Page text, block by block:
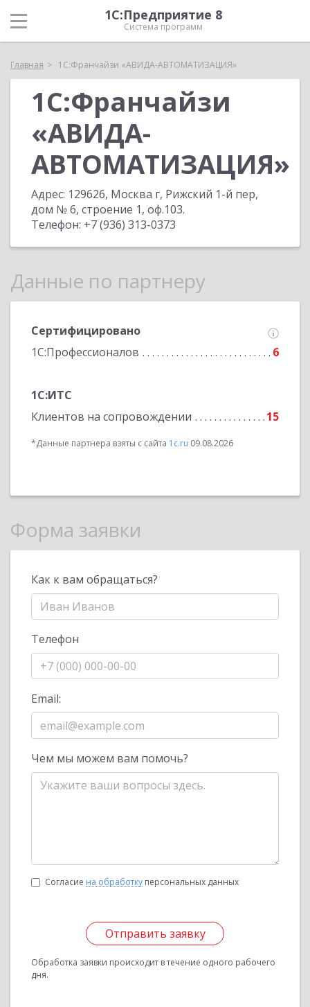
1С:Предприятие 8
Система программ
Главная 1С:Франчайзи «АВИДА-АВТОМАТИЗАЦИЯ»
1С:Франчайзи
«АВИДА-
АВТОМАТИЗАЦИЯ»
Адрес: 129626, Москва г, Рижский 1-й пер,
дом № 6, строение 1, оф.103.
Телефон: +7 (936) 313-0373
Данные по партнеру
Сертифицировано
1С:Профессионалов
6
1С:ИТС
Клиентов на сопровождении
15
*Данные партнера взяты с сайта 1c.ru 09.08.2026
Форма заявки
Как к вам обращаться?
Телефон
Email:
Чем мы можем вам помочь?
Согласие на обработку персональных данных
Отправить заявку
Обработка заявки происходит в течение одного рабочего
дня.